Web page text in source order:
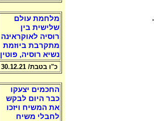
מלחמת עולם
שלישית בין
רוסיה לאוקראינה
מתקרבת ביוזמת
נשיא רוסיה, פוטין
כ"ו בטבת/ 30.12.21
החכמים יצעקו
כבר היום לבקש
את המשיח ויזכו
לחבלי משיח